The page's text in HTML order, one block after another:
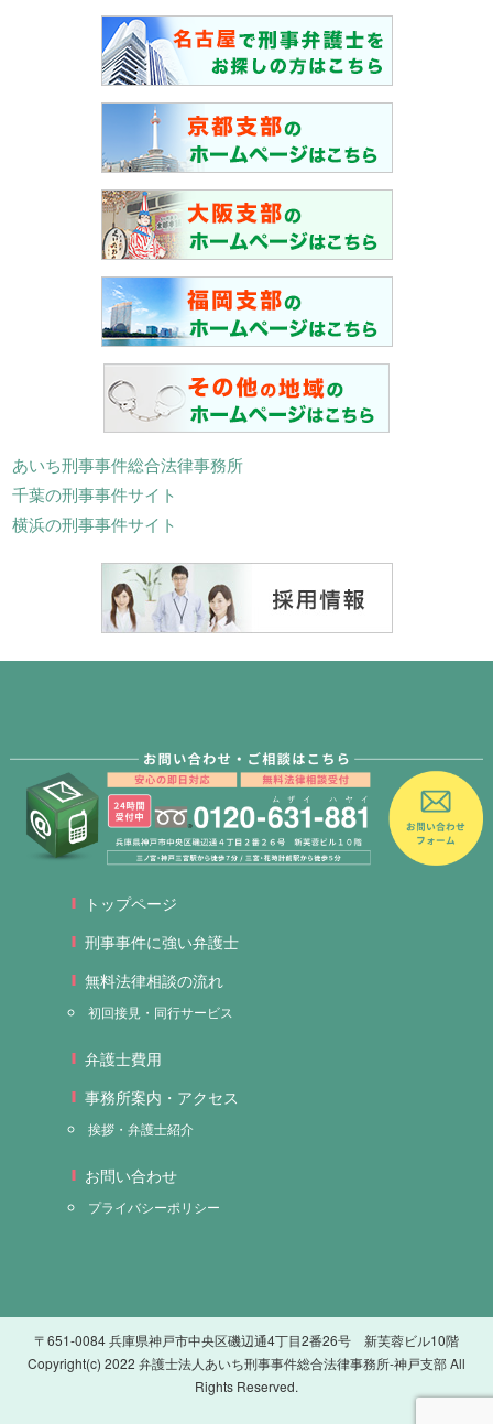
あいち刑事事件総合法律事務所
千葉の刑事事件サイト
横浜の刑事事件サイト
トップページ
刑事事件に強い弁護士
無料法律相談の流れ
初回接見・同行サービス
弁護士費用
事務所案内・アクセス
挨拶・弁護士紹介
お問い合わせ
プライバシーポリシー
〒651-0084 兵庫県神戸市中央区磯辺通4丁目2番26号 新芙蓉ビル10階
Copyright(c) 2022 弁護士法人あいち刑事事件総合法律事務所-神戸支部 All
Rights Reserved.